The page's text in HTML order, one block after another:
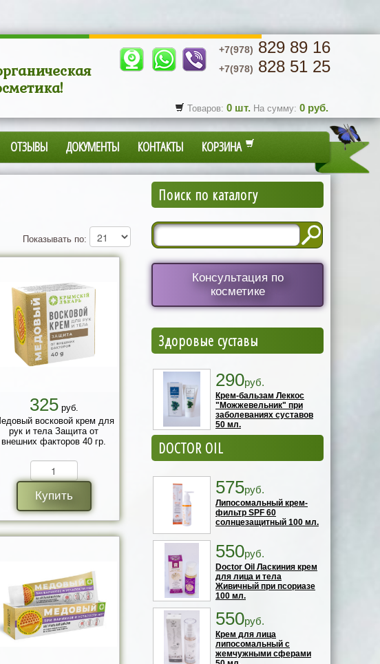
+7(978) 829 89 16
+7(978) 828 51 25
Товаров: 0 шт. На сумму: 0 руб.
ОТЗЫВЫ ДОКУМЕНТЫ КОНТАКТЫ КОРЗИНА
Показывать по:
325руб.
восковой крем для
рук и тела Защита от
внешних факторов 40 гр.
Купить
Поиск по каталогу
Консультация по
косметике
Здоровые суставы
290руб.
Крем-бальзам Леккос
"Можжевельник" при
заболеваниях суставов
50 мл.
DOCTOR OIL
575руб.
Липосомальный крем-
фильтр SPF 60
солнцезащитный 100 мл.
550руб.
Doctor Oil Ласкиния крем
для лица и тела
Живичный при псориазе
100 мл.
550руб.
Крем для лица
липосомальный с
жемчужными сферами